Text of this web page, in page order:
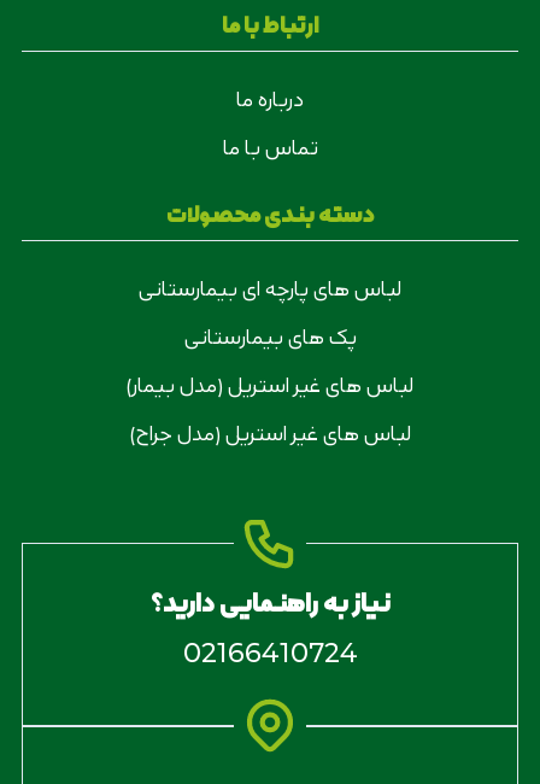
ارتباط با ما
درباره ما
تماس با ما
دسته بندی محصولات
لباس های پارچه ای بیمارستانی
پک های بیمارستانی
لباس های غیر استریل (مدل بیمار)
لباس های غیر استریل (مدل جراح)
نیاز به راهنمایی دارید؟
02166410724